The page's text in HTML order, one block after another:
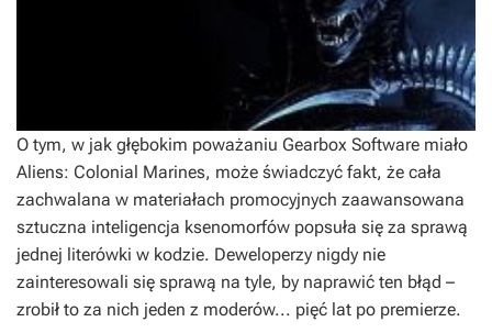
O tym, w jak głębokim poważaniu Gearbox Software miało
Aliens: Colonial Marines, może świadczyć fakt, że cała
zachwalana w materiałach promocyjnych zaawansowana
sztuczna inteligencja ksenomorfów popsuła się za sprawą
jednej literówki w kodzie. Deweloperzy nigdy nie
zainteresowali się sprawą na tyle, by naprawić ten błąd –
zrobił to za nich jeden z moderów... pięć lat po premierze.